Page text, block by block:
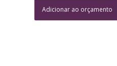
Adicionar ao orçamento